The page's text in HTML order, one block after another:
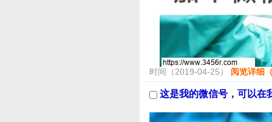
时间（2019-04-25） 阅览详细
这是我的微信号，可以在